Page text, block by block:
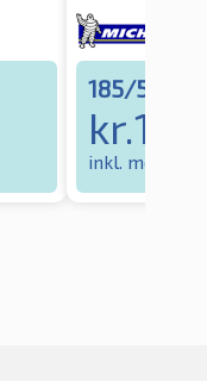
185/55R16
kr.
inkl. moms